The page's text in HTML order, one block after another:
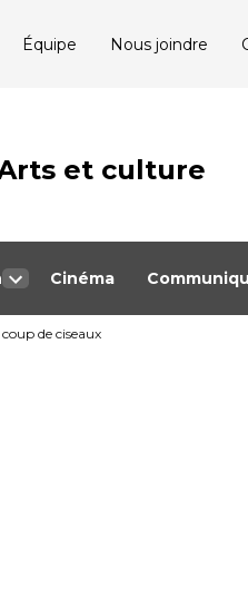
Équipe Nous joindre
et culture
Journalisme
Québec
dropdown
menu
Cinéma
de ciseaux